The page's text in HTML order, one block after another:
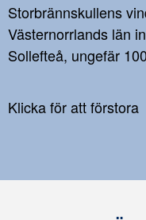
Storbrännskullens
Västernorrlands län
Sollefteå, ungefär
Klicka för att förstora